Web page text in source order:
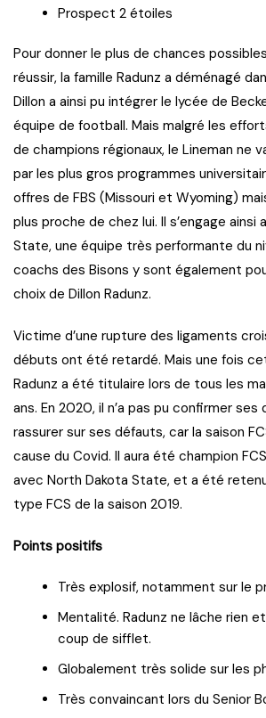
Prospect 2 étoiles
Pour donner le plus de chances
réussir, la famille Radunz a déménagé
Dillon a ainsi pu intégrer le lycée de
équipe de football. Mais malgré les
de champions régionaux, le Lineman ne
par les plus gros programmes
offres de FBS (Missouri et Wyoming)
plus proche de chez lui. Il s’engage ainsi
State, une équipe très performante du
coachs des Bisons y sont également
choix de Dillon Radunz.
Victime d’une rupture des ligaments
débuts ont été retardé. Mais une fois
Radunz a été titulaire lors de tous les
ans. En 2020, il n’a pas pu confirmer
rassurer sur ses défauts, car la saison
cause du Covid. Il aura été champion
avec North Dakota State, et a été
type FCS de la saison 2019.
Points positifs
Très explosif, notamment sur le
Mentalité. Radunz ne lâche rien
coup de sifflet.
Globalement très solide sur les
Très convaincant lors du Senior